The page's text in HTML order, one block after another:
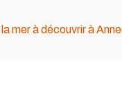
mer à découvrir à